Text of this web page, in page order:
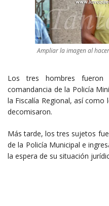
Ampliar la imagen al
Los tres hombres
comandancia de la Policía
la Fiscalía Regional, así como
decomisaron.
Más tarde, los tres sujetos
de la Policía Municipal e
la espera de su situación